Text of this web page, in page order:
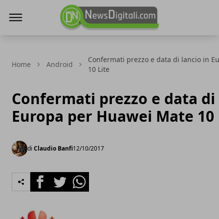
Home Android
Confermati prezzo e data di lancio in
10 Lite
Confermati prezzo e data
Europa per Huawei Mate
di Claudio Banfi12/10/2017
FacebookTwitterWhatsapp